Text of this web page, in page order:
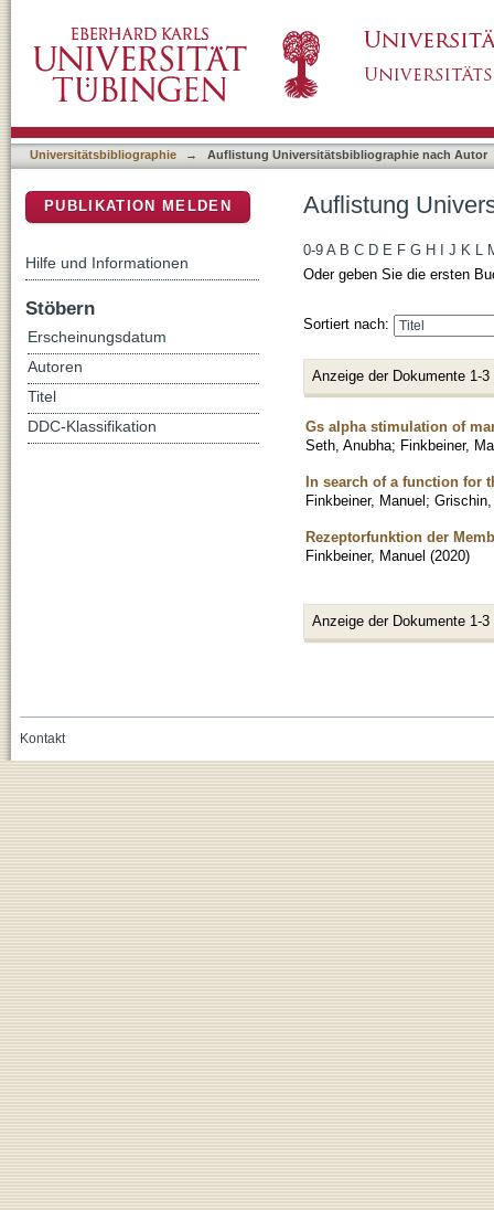
Universitätsbibliographie → Auflistung Universitätsbibliographie nach Autor
Auflistung
0-9 A B C D E F G H J K L
Oder geben Sie die ersten
Sortiert nach:
Anzeige der Dokumente 1-3
Gs alpha stimulation of
Seth, Anubha; Finkbeiner,
In search of a function for
Finkbeiner, Manuel;
Rezeptorfunktion der
Finkbeiner, Manuel (2020)
Anzeige der Dokumente 1-3
PUBLIKATION MELDEN
Hilfe und Informationen
Stöbern
Erscheinungsdatum
Autoren
Titel
DDC-Klassifikation
Kontakt